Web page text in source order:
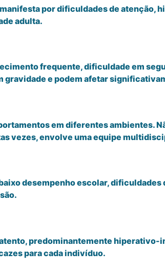
por dificuldades de atenção,
adulta.
frequente, dificuldade em
e podem afetar
em diferentes ambientes.
vezes, envolve uma equipe
desempenho escolar,
predominantemente hiperativo-
para cada indivíduo.